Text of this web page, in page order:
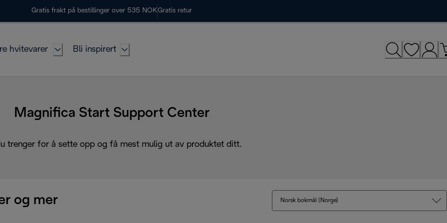
Gratis frakt på bestillinger over 535 NOKGratis retur
hvitevarer Bli inspirert
Magnifica Start Support Center
trenger for å sette opp og få mest mulig ut av produktet ditt.
og mer Norsk bokmål (Norge)